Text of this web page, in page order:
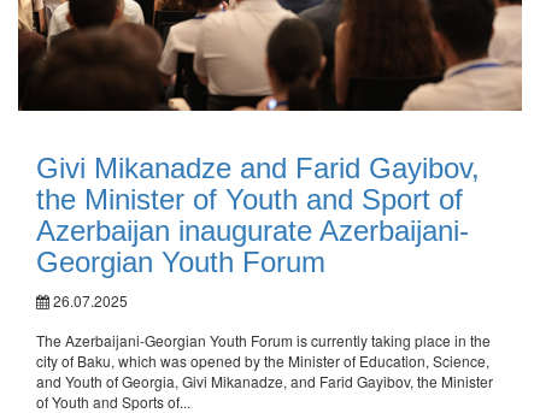
Givi Mikanadze and Farid Gayibov,
the Minister of Youth and Sport of
Azerbaijan inaugurate Azerbaijani-
Georgian Youth Forum
26.07.2025
The Azerbaijani-Georgian Youth Forum is currently taking place in the
city of Baku, which was opened by the Minister of Education, Science,
and Youth of Georgia, Givi Mikanadze, and Farid Gayibov, the Minister
of Youth and Sports of...